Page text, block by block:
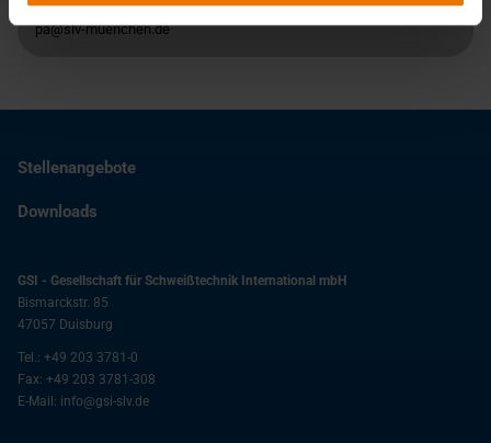
+49 89 126802-863
pa@slv-muenchen.de
Stellenangebote
Downloads
GSI - Gesellschaft für Schweißtechnik International mbH
Bismarckstr. 85
47057 Duisburg
Tel.: +49 203 3781-0
Fax: +49 203 3781-308
E-Mail: info@gsi-slv.de